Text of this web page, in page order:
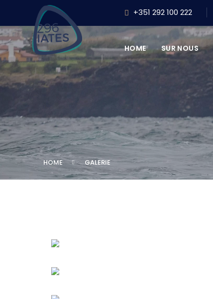
+351 292 100 222
HOME SUR NOUS
HOME GALERIE